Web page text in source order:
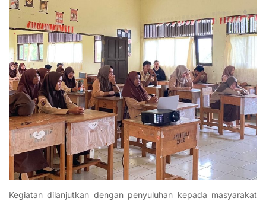
Kegiatan dilanjutkan dengan penyuluhan kepada masyarakat